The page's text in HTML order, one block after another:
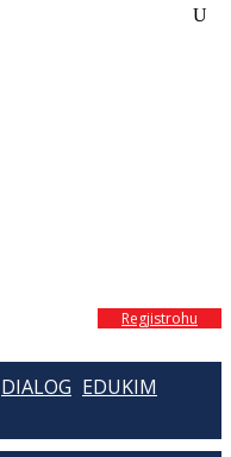
Regjistrohu
DIALOG EDUKIM